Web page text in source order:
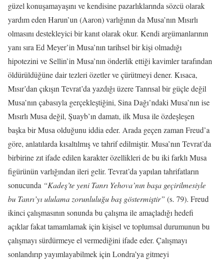
güzel konuşamayaşını ve kendisine pazarlıklarında sözcü olarak
yardım eden Harun’un (Aaron) varlığının da Musa’nın Mısırlı
olmasını destekleyici bir kanıt olarak okur. Kendi argümanlarının
yanı sıra Ed Meyer’in Musa’nın tarihsel bir kişi olmadığı
hipotezini ve Sellin’in Musa’nın önderlik ettiği kavimler tarafından
öldürüldüğüne dair tezleri özetler ve çürütmeyi dener. Kısaca,
Mısır’dan çıkışın Tevrat’da yazdığı üzere Tanrısal bir güçle değil
Musa’nın çabasıyla gerçekleştiğini, Sina Dağı’ndaki Musa’nın ise
Mısırlı Musa değil, Şuayb’ın damatı, ilk Musa ile özdeşleşen
başka bir Musa olduğunu iddia eder. Arada geçen zaman Freud’a
göre, anlatılarda kısaltılmış ve tahrif edilmiştir. Musa’nın Tevrat’da
birbirine zıt ifade edilen karakter özellikleri de bu iki farklı Musa
figürünün varlığından ileri gelir. Tevrat’da yapılan tahrifatların
sonucunda “Kadeş’te yeni Tanrı Yehova’nın başa geçirilmesiyle
bu Tanrı’yı ululama zorunluluğu baş göstermiştir” (s. 79). Freud
ikinci çalışmasının sonunda bu çalışma ile amaçladığı hedefi
açıklar fakat tamamlamak için kişisel ve toplumsal durumunun bu
çalışmayı sürdürmeye el vermediğini ifade eder. Çalışmayı
sonlandırıp yayımlayabilmek için Londra’ya gitmeyi